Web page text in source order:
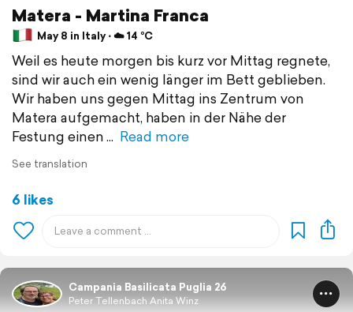
Matera - Martina Franca
May 8 in Italy ⋅ ☁️ 14 °C
Weil es heute morgen bis kurz vor Mittag regnete,
sind wir auch ein wenig länger im Bett geblieben.
Wir haben uns gegen Mittag ins Zentrum von
Matera aufgemacht, haben in der Nähe der
Festung einen
Read more
See translation
6 likes
Campania Basilicata Puglia 26
Peter Tellenbach Anita Winz